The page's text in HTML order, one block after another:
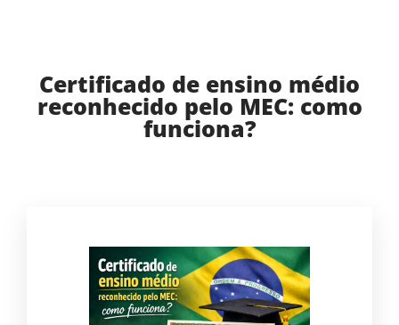
Certificado de ensino médio
reconhecido pelo MEC: como
funciona?